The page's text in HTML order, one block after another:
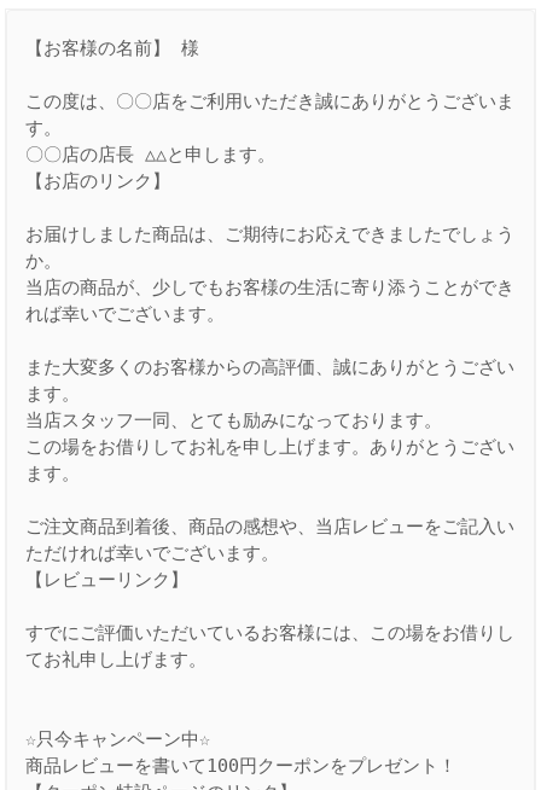
【お客様の名前】 様
この度は、〇〇店をご利用いただき誠にありがとうございま
す。
〇〇店の店長 △△と申します。
【お店のリンク】
お届けしました商品は、ご期待にお応えできましたでしょう
か。
当店の商品が、少しでもお客様の生活に寄り添うことができ
れば幸いでございます。
また大変多くのお客様からの高評価、誠にありがとうござい
ます。
当店スタッフ一同、とても励みになっております。
この場をお借りしてお礼を申し上げます。ありがとうござい
ます。
ご注文商品到着後、商品の感想や、当店レビューをご記入い
ただければ幸いでございます。
【レビューリンク】
すでにご評価いただいているお客様には、この場をお借りし
てお礼申し上げます。
☆只今キャンペーン中☆
商品レビューを書いて100円クーポンをプレゼント！